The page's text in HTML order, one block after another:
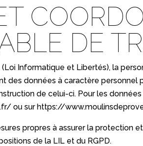
DE
Informatique et Libertés), la
des données à caractère
de celui-ci. Pour les
ou surhttps://
propres à assurer la protection
de la LIL et du RGPD.